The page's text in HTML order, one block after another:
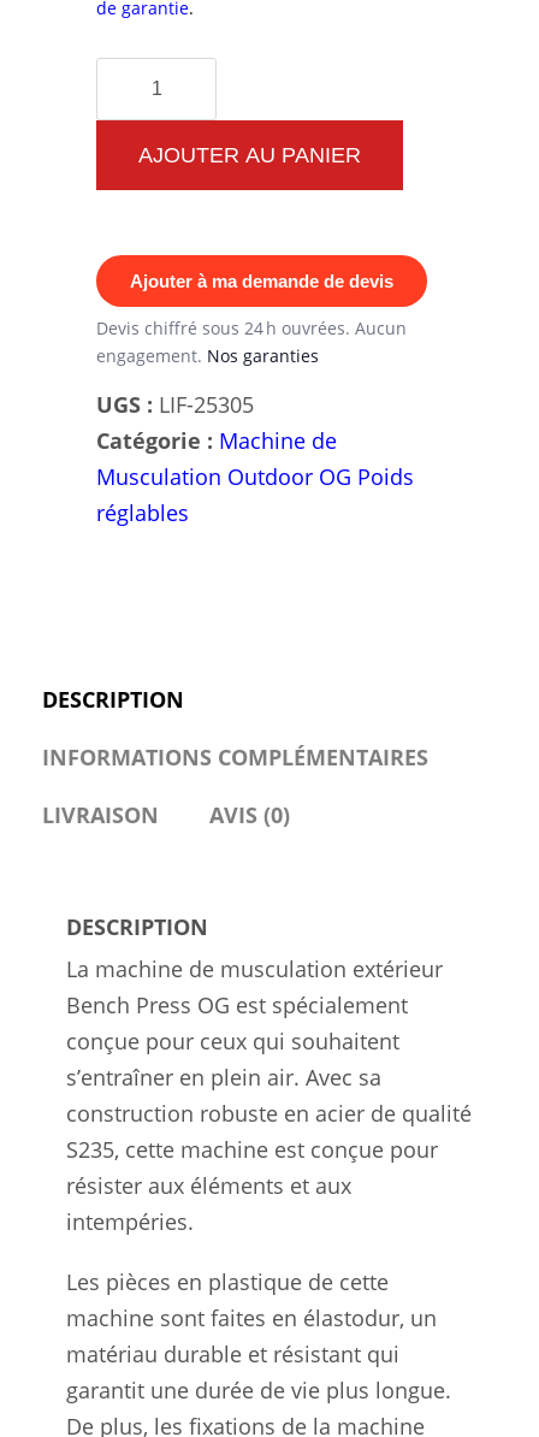
de garantie.
quantité
de
Machine
de
Extérieur
Bench
Press
OG
-
Acier
S235,
Revêtement
Plastique
|
Galvanisées
AJOUTER AU PANIER
Ajouter à ma demande de devis
Devis chiffré sous 24 h ouvrées. Aucun
engagement. Nos garanties
UGS : LIF-25305
Catégorie : Machine de
Musculation Outdoor OG Poids
réglables
DESCRIPTION
INFORMATIONS COMPLÉMENTAIRES
LIVRAISON
AVIS (0)
DESCRIPTION
La machine de musculation extérieur
Bench Press OG est spécialement
conçue pour ceux qui souhaitent
s’entraîner en plein air. Avec sa
construction robuste en acier de qualité
S235, cette machine est conçue pour
résister aux éléments et aux
intempéries.
Les pièces en plastique de cette
machine sont faites en élastodur, un
matériau durable et résistant qui
garantit une durée de vie plus longue.
De plus, les fixations de la machine